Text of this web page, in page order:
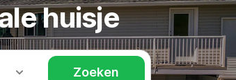
huisje
Zoeken